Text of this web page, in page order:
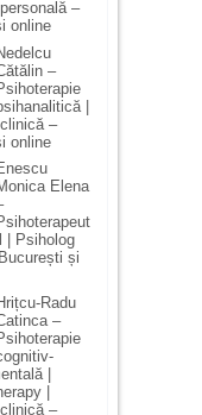
–
online
–
|
–
online
Elena
| Psiholog
și
Radu
–
|
|
–